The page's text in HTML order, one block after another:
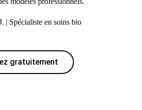
| Spécialiste en soins bio
gratuitement